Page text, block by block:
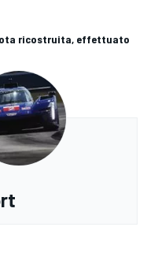
ricostruita, effettuato